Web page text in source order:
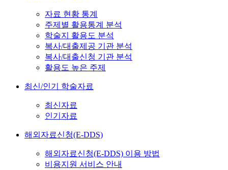
자료 현황 통계
주제별 활용통계 분석
학술지 활용도 분석
복사/대출제공 기관 분석
복사/대출신청 기관 분석
활용도 높은 주제
최신/인기 학술자료
최신자료
인기자료
해외자료신청(E-DDS)
해외자료신청(E-DDS) 이용 방법
비용지원 서비스 안내